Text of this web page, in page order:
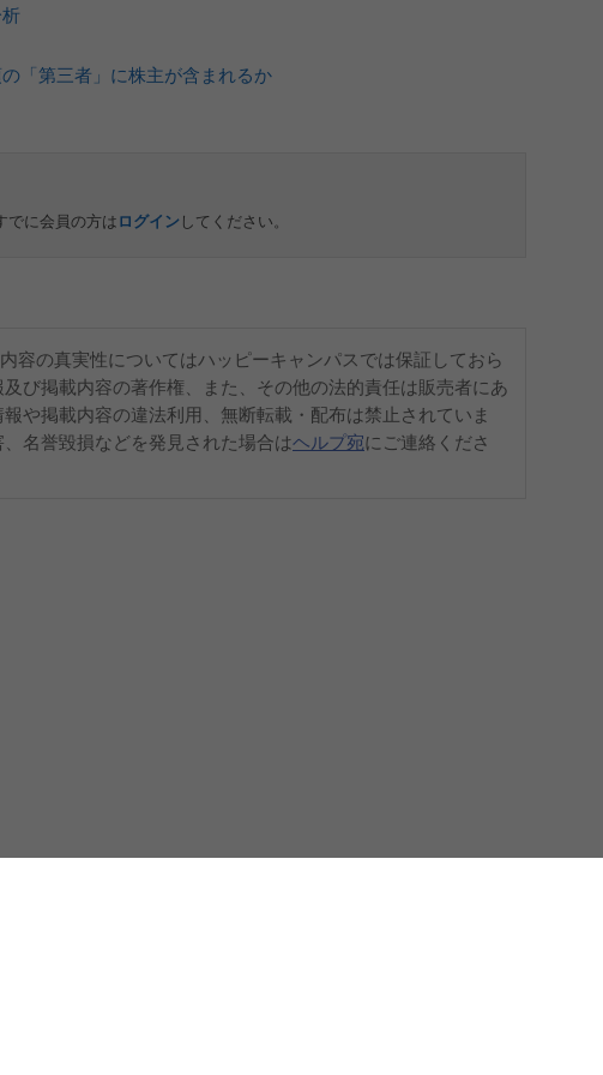
「第三者」に株主が含まれるか
でに会員の方は ログイン してください。
容の真実性についてはハッピーキャンパスでは保証しておら
び掲載内容の著作権、また、その他の法的責任は販売者にあ
や掲載内容の違法利用、無断転載・配布は禁止されていま
名誉毀損などを発見された場合はヘルプ宛にご連絡くださ